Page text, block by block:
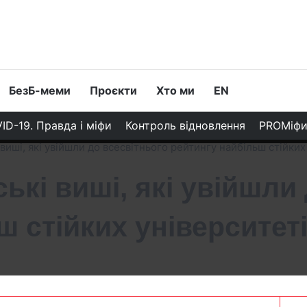
БезБ-меми Проєкти Хто ми EN
19. Правда і міфи Контроль відновлення PROМіфи
які увійшли до всесвітнього рейтингу найбільш стійких